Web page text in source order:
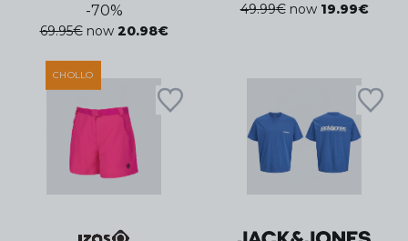
-70%
69.95€ now 20.98€
49.99€ now 19.99€
CHOLLO